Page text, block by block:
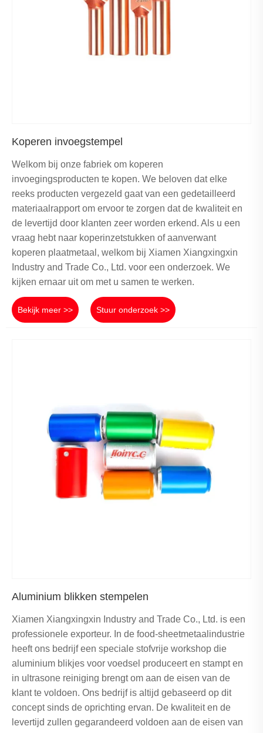
Koperen invoegstempel
Welkom bij onze fabriek om koperen
invoegingsproducten te kopen. We beloven dat elke
reeks producten vergezeld gaat van een gedetailleerd
materiaalrapport om ervoor te zorgen dat de kwaliteit en
de levertijd door klanten zeer worden erkend. Als u een
vraag hebt naar koperinzetstukken of aanverwant
koperen plaatmetaal, welkom bij Xiamen Xiangxingxin
Industry and Trade Co., Ltd. voor een onderzoek. We
kijken ernaar uit om met u samen te werken.
Bekijk meer >> Stuur onderzoek >>
Aluminium blikken stempelen
Xiamen Xiangxingxin Industry and Trade Co., Ltd. is een
professionele exporteur. In de food-sheetmetaalindustrie
heeft ons bedrijf een speciale stofvrije workshop die
aluminium blikjes voor voedsel produceert en stampt en
in ultrasone reiniging brengt om aan de eisen van de
klant te voldoen. Ons bedrijf is altijd gebaseerd op dit
concept sinds de oprichting ervan. De kwaliteit en de
levertijd zullen gegarandeerd voldoen aan de eisen van